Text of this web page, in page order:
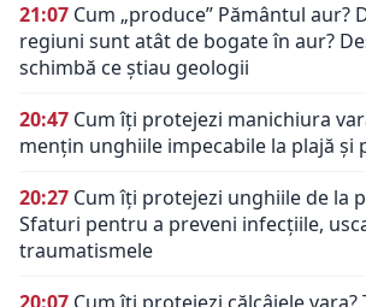
21:07 Cum „produce” Pământul aur?
regiuni sunt atât de bogate în aur?
schimbă ce știau geologii
20:47 Cum îți protejezi manichiura
mențin unghiile impecabile la plajă și
20:27 Cum îți protejezi unghiile de la
Sfaturi pentru a preveni infecțiile,
traumatismele